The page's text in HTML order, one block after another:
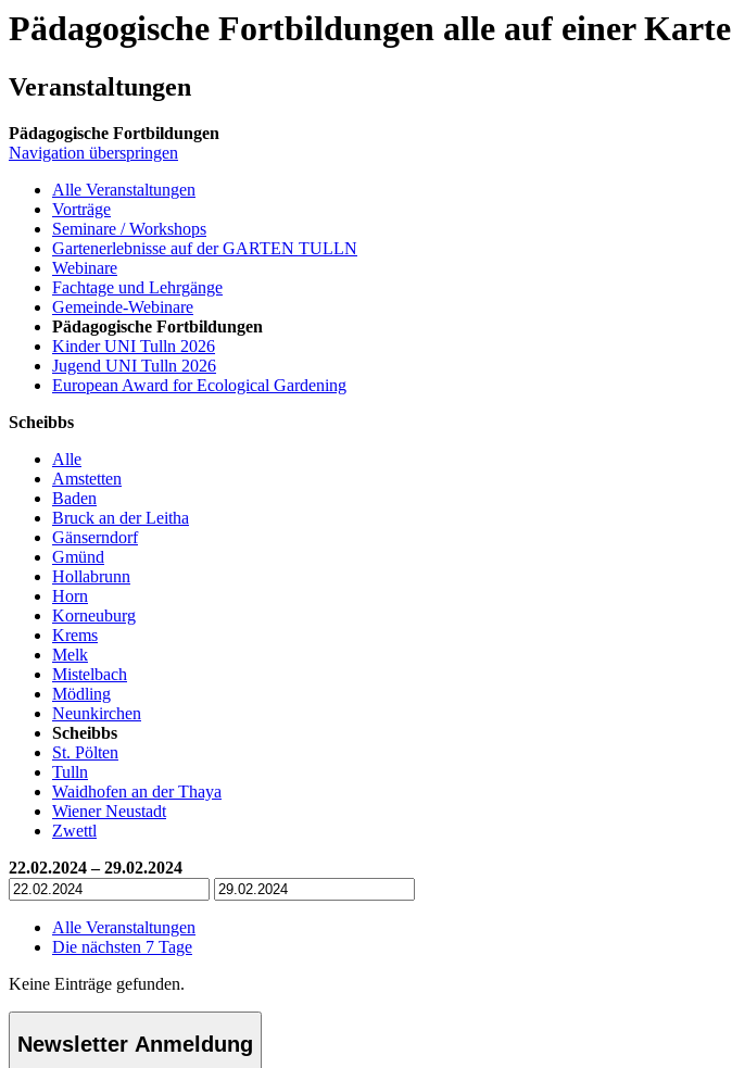
Pädagogische Fortbildungen alle auf einer Karte
Veranstaltungen
Pädagogische Fortbildungen
Navigation überspringen
Alle Veranstaltungen
Vorträge
Seminare / Workshops
Gartenerlebnisse auf der GARTEN TULLN
Webinare
Fachtage und Lehrgänge
Gemeinde-Webinare
Pädagogische Fortbildungen
Kinder UNI Tulln 2026
Jugend UNI Tulln 2026
European Award for Ecological Gardening
Scheibbs
Alle
Amstetten
Baden
Bruck an der Leitha
Gänserndorf
Gmünd
Hollabrunn
Horn
Korneuburg
Krems
Melk
Mistelbach
Mödling
Neunkirchen
Scheibbs
St. Pölten
Tulln
Waidhofen an der Thaya
Wiener Neustadt
Zwettl
22.02.2024 – 29.02.2024
Alle Veranstaltungen
Die nächsten 7 Tage
Keine Einträge gefunden.
Newsletter Anmeldung